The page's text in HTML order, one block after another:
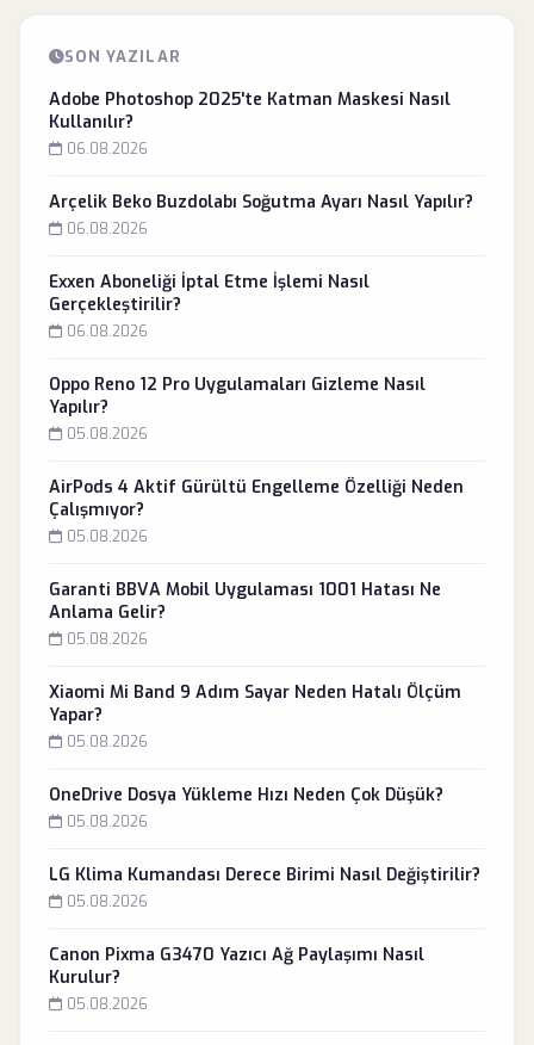
SON YAZILAR
Adobe Photoshop 2025'te Katman Maskesi Nasıl
Kullanılır?
06.08.2026
Arçelik Beko Buzdolabı Soğutma Ayarı Nasıl Yapılır?
06.08.2026
Exxen Aboneliği İptal Etme İşlemi Nasıl
Gerçekleştirilir?
06.08.2026
Oppo Reno 12 Pro Uygulamaları Gizleme Nasıl
Yapılır?
05.08.2026
AirPods 4 Aktif Gürültü Engelleme Özelliği Neden
Çalışmıyor?
05.08.2026
Garanti BBVA Mobil Uygulaması 1001 Hatası Ne
Anlama Gelir?
05.08.2026
Xiaomi Mi Band 9 Adım Sayar Neden Hatalı Ölçüm
Yapar?
05.08.2026
OneDrive Dosya Yükleme Hızı Neden Çok Düşük?
05.08.2026
LG Klima Kumandası Derece Birimi Nasıl Değiştirilir?
05.08.2026
Canon Pixma G3470 Yazıcı Ağ Paylaşımı Nasıl
Kurulur?
05.08.2026